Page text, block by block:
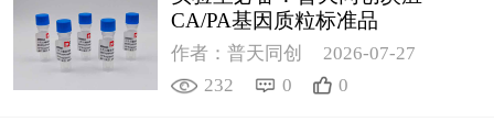
CA/PA基因质粒标准品
作者：普天同创
2026-07-27
232
0 0